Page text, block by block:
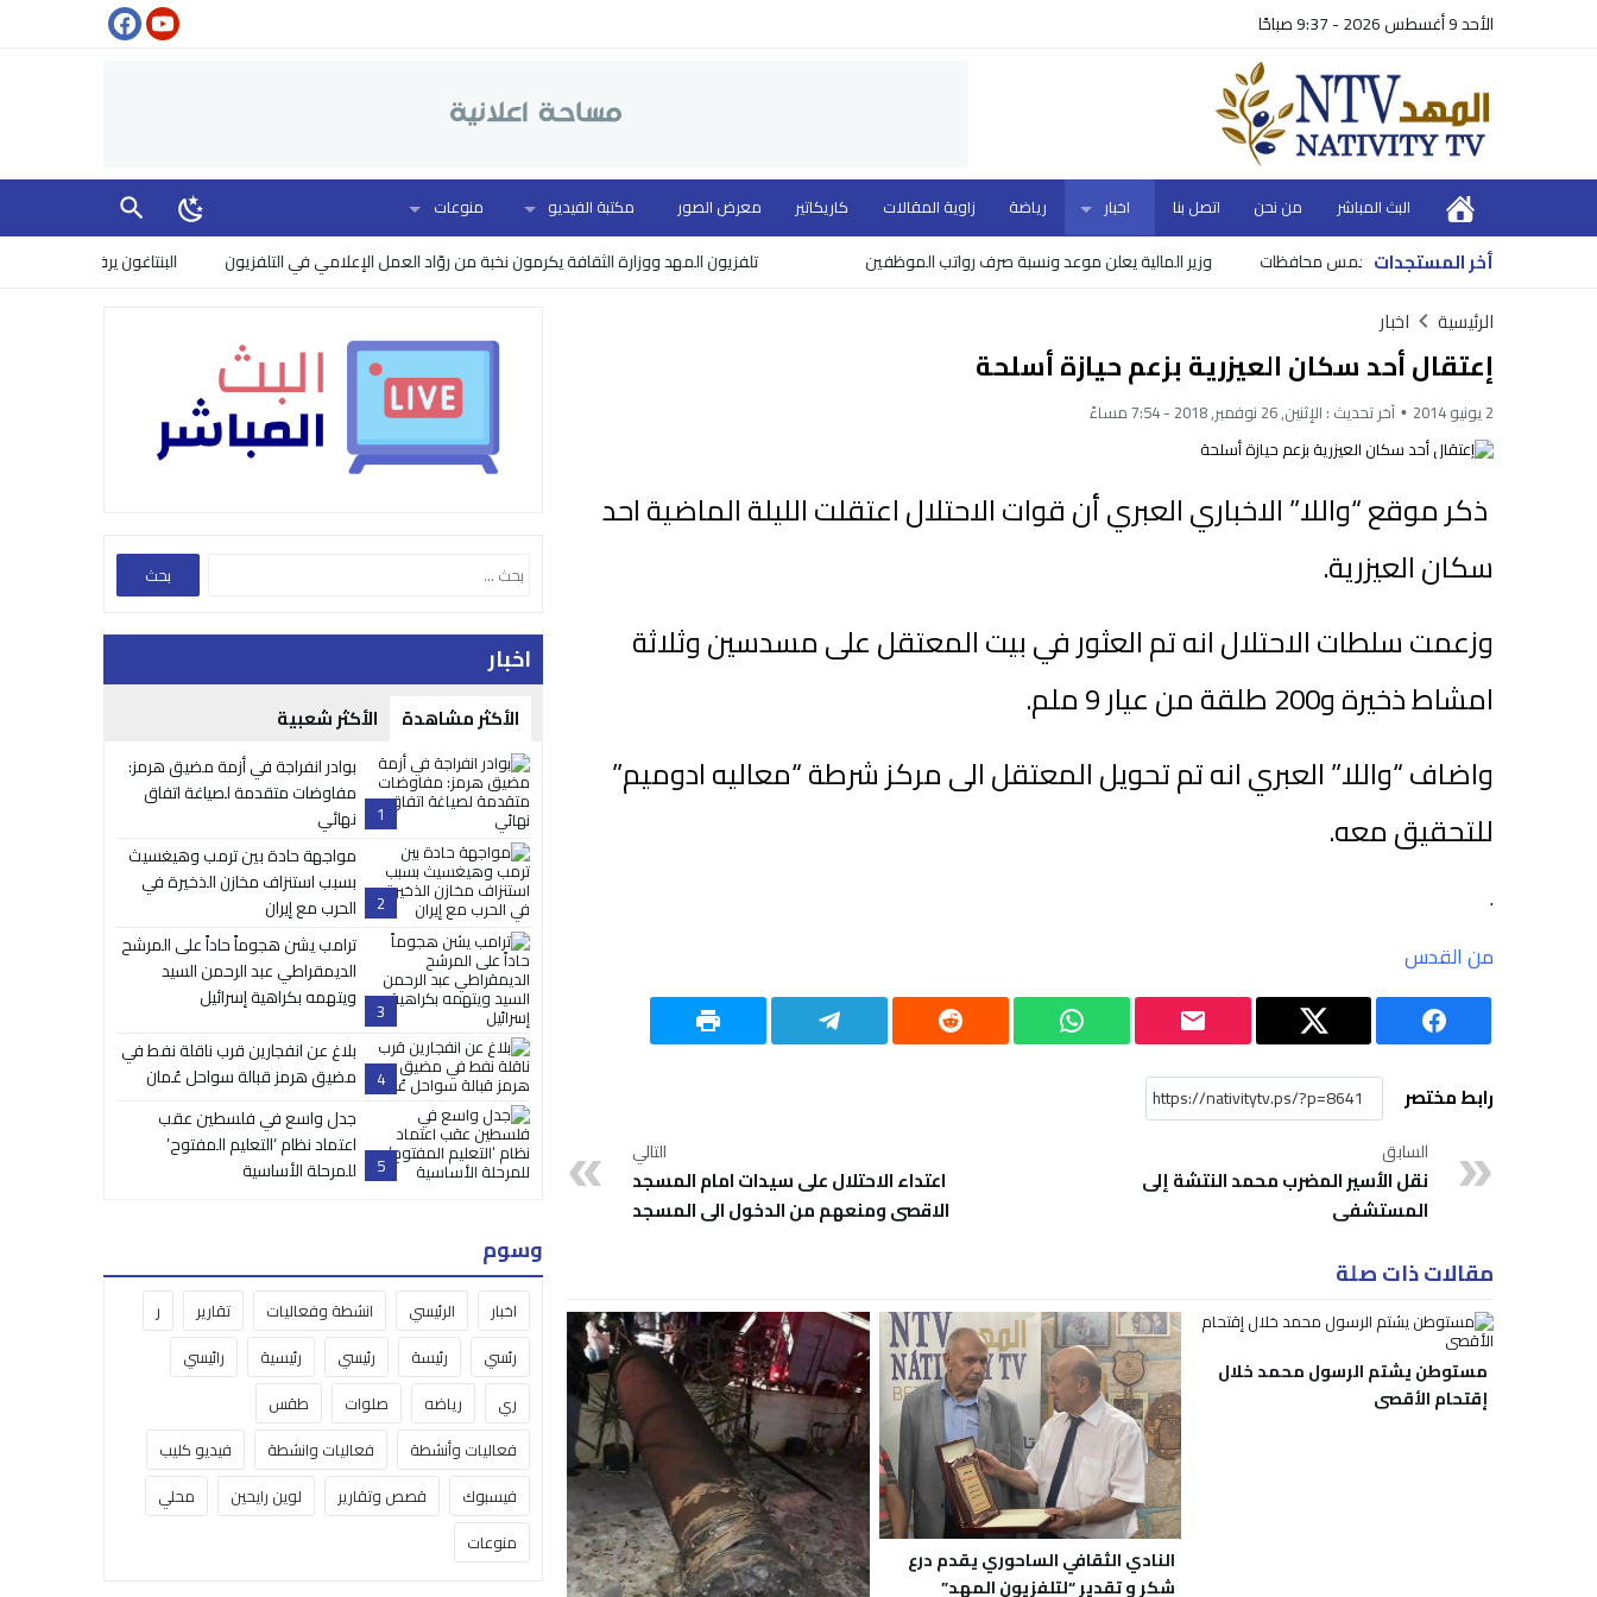
الأحد 9 أغسطس 2026 - 9:37 صباحًا
البث المباشر من نحن اتصل بنا اخبار رياضة زاوية المقالات كاريكاتير معرض الصور مكتبة الفيديو منوعات
أخر المستجدات تلفزيون المهد ووزارة الثقافة يكرمون نخبة من روّاد العمل الإعلامي في التلفزيون البنتاغون يرفع مستوى الخطر: وزير المالية يعلن موعد ونسبة صرف رواتب الموظفين
الرئيسية اخبار
إعتقال أحد سكان العيزرية بزعم حيازة أسلحة
2 يونيو 2014 آخر تحديث : الإثنين, 26 نوفمبر, 2018 - 7:54 مساءً
ذكر موقع “واللا” الاخباري العبري أن قوات الاحتلال اعتقلت الليلة الماضية احد
سكان العيزرية.
وزعمت سلطات الاحتلال انه تم العثور في بيت المعتقل على مسدسين وثلاثة
امشاط ذخيرة و200 طلقة من عيار 9 ملم.
واضاف “واللا” العبري انه تم تحويل المعتقل الى مركز شرطة “معاليه ادوميم”
للتحقيق معه.
.
من القدس
رابط مختصر
السابق
نقل الأسير المضرب محمد النتشة إلى
المستشفى
التالي
اعتداء الاحتلال على سيدات امام المسجد
الاقصى ومنعهم من الدخول الى المسجد
مقالات ذات صلة
مستوطن يشتم الرسول محمد خلال
إقتحام الأقصى
النادي الثقافي الساحوري يقدم درع
شكر و تقدير “لتلفزيون المهد”
اخبار
الأكثر مشاهدة الأكثر شعبية
1
بوادر انفراجة في أزمة مضيق هرمز:
مفاوضات متقدمة لصياغة اتفاق
نهائي
2
مواجهة حادة بين ترمب وهيغسيث
بسبب استنزاف مخازن الذخيرة في
الحرب مع إيران
3
ترامب يشن هجوماً حاداً على المرشح
الديمقراطي عبد الرحمن السيد
ويتهمه بكراهية إسرائيل
4
بلاغ عن انفجارين قرب ناقلة نفط في
مضيق هرمز قبالة سواحل عُمان
5
جدل واسع في فلسطين عقب
اعتماد نظام ‘التعليم المفتوح’
للمرحلة الأساسية
وسوم
اخبار الرئيسي انشطة وفعاليات تقارير
ر
رئسي
رئيسة رئيسي رئيسية
رائيسي
ري
رياضه صلوات
طقس
فعاليات وأنشطة
فعاليات وانشطة
فيديو كليب
فيسبوك
قصص وتقارير لوين رايحين
محلي
منوعات